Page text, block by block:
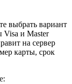
выбрать вариант
и Master
на сервер
карты, срок